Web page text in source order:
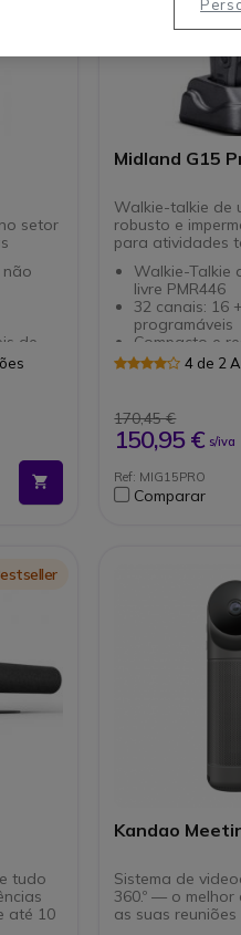
setor
não
de
da
Midland G15
Walkie-talkie de
robusto e
para atividades
Walkie-Talkie
livre PMR446
32 canais: 16
programáveis
Compacto e
de proteção
Resistente a
Função Vox:
mãos livres
Até 22 horas
4 de 2
170,45 €
150,95 € s/iva
Ref: MIG15PRO
Comparar
tudo
até 10
Kandao
Sistema de
360.º — o melhor aliado para que
as suas